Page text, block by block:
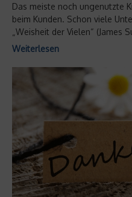
Das meiste noch ungenutzte
beim Kunden. Schon viele
„Weisheit der Vielen“ (James
Weiterlesen